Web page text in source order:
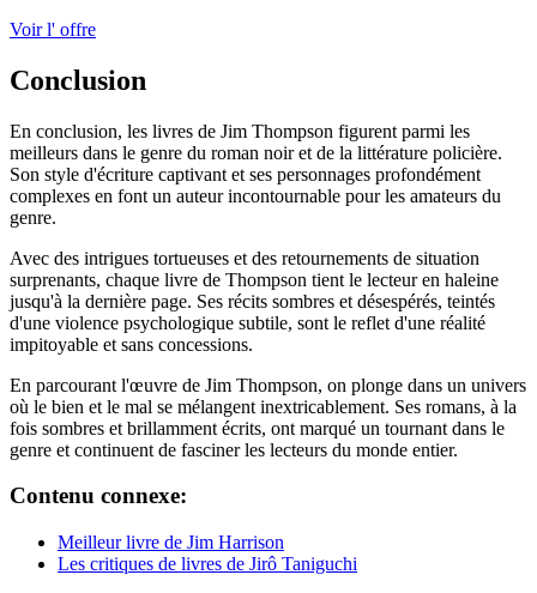
Voir l' offre
Conclusion
En conclusion, les livres de Jim Thompson figurent parmi les
meilleurs dans le genre du roman noir et de la littérature policière.
Son style d'écriture captivant et ses personnages profondément
complexes en font un auteur incontournable pour les amateurs du
genre.
Avec des intrigues tortueuses et des retournements de situation
surprenants, chaque livre de Thompson tient le lecteur en haleine
jusqu'à la dernière page. Ses récits sombres et désespérés, teintés
d'une violence psychologique subtile, sont le reflet d'une réalité
impitoyable et sans concessions.
En parcourant l'œuvre de Jim Thompson, on plonge dans un univers
où le bien et le mal se mélangent inextricablement. Ses romans, à la
fois sombres et brillamment écrits, ont marqué un tournant dans le
genre et continuent de fasciner les lecteurs du monde entier.
Contenu connexe:
Meilleur livre de Jim Harrison
Les critiques de livres de Jirô Taniguchi